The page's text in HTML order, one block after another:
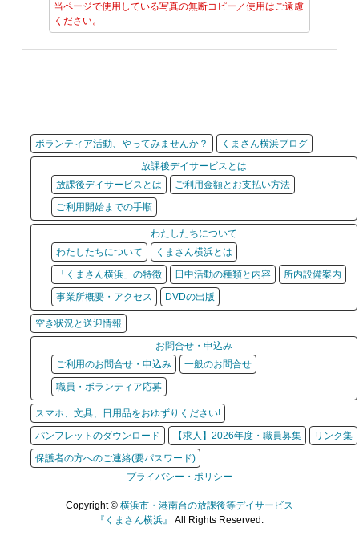
当ページで使用している写真の無断コピー／使用はご遠慮
ください。
ボランティア活動、やってみませんか？
くまさん横浜ブログ
放課後デイサービスとは
放課後デイサービスとは
ご利用金額とお支払い方法
ご利用開始までの手順
わたしたちについて
わたしたちについて
くまさん横浜とは
「くまさん横浜」の特徴
日中活動の種類と内容
所内設備案内
事業所概要・アクセス
DVDの出版
空き状況と送迎情報
お問合せ・申込み
ご利用のお問合せ・申込み
一般のお問合せ
職員・ボランティア応募
スマホ、文具、日用品をおゆずりください!
パンフレットのダウンロード
【求人】2026年度・職員募集
リンク集
保護者の方へのご連絡(要パスワード)
プライバシー・ポリシー
Copyright © 横浜市・港南台の放課後等デイサービス
『くまさん横浜』 All Rights Reserved.